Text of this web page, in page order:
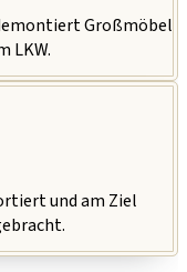
Großmöbel
LKW.
und am Ziel